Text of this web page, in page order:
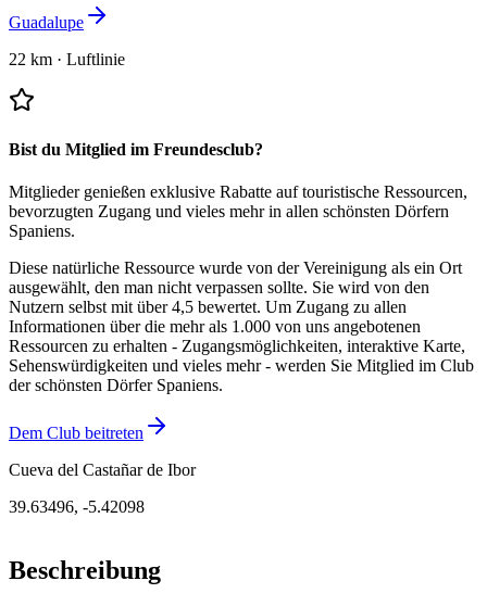
Guadalupe
22 km · Luftlinie
Bist du Mitglied im Freundesclub?
Mitglieder genießen exklusive Rabatte auf touristische Ressourcen,
bevorzugten Zugang und vieles mehr in allen schönsten Dörfern
Spaniens.
Diese natürliche Ressource wurde von der Vereinigung als ein Ort
ausgewählt, den man nicht verpassen sollte. Sie wird von den
Nutzern selbst mit über 4,5 bewertet. Um Zugang zu allen
Informationen über die mehr als 1.000 von uns angebotenen
Ressourcen zu erhalten - Zugangsmöglichkeiten, interaktive Karte,
Sehenswürdigkeiten und vieles mehr - werden Sie Mitglied im Club
der schönsten Dörfer Spaniens.
Dem Club beitreten
Cueva del Castañar de Ibor
39.63496, -5.42098
Beschreibung